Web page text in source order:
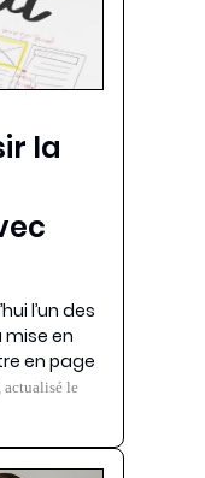
la
l’un des
mise en
en page
actualisé le